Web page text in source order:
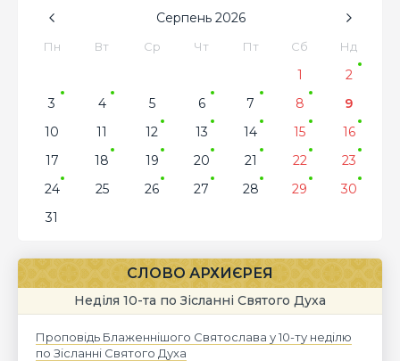
Серпень 2026
Пн Вт Ср Чт Пт Сб Нд
1
2
3
4 5 6 7 8
9
10
11 12 13 14 15
16
17
18 19 20 21 22
23
24
25 26 27 28 29
30
31
СЛОВО АРХИЄРЕЯ
Неділя 10-та по Зісланні Святого Духа
Проповідь Блаженнішого Святослава у 10-ту неділю
по Зісланні Святого Духа